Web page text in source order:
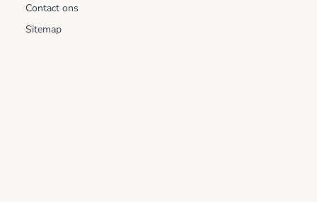
Contact ons
Sitemap